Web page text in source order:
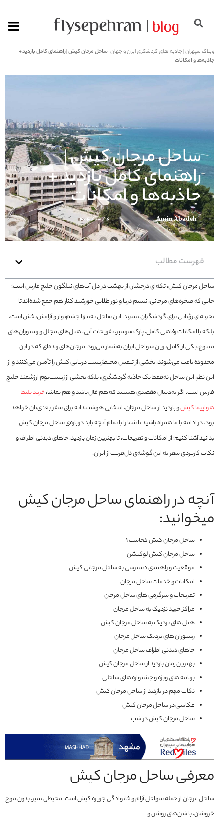
وبلاگ سپهران|جاذبه های گردشگری ایران و جهان|ساحل مرجان کیش | راهنمای کامل بازدید +
جاذبه‌ها و امکانات
ساحل مرجان کیش |
راهنمای کامل بازدید +
جاذبه‌ها و امکانات
Amin Abadeh ۱۴۰۴/۰۴/۱۶
فهرست مطالب
ساحل مرجان کیش، تکه‌ای درخشان از بهشت در دل آب‌های نیلگون خلیج فارس است؛
جایی که صخره‌های مرجانی، نسیم دریا و نور طلایی خورشید کنار هم جمع شده‌اند تا
تجربه‌ای رؤیایی برای گردشگران بسازند. این ساحل نه‌تنها چشم‌نواز و آرامش‌بخش است،
بلکه با امکانات رفاهی کامل، پارک سرسبز، تفریحات آبی، هتل‌های مجلل و رستوران‌های
متنوع، یکی از کامل‌ترین سواحل ایران به‌شمار می‌رود. مرجان‌های زنده‌ای که در این
محدوده یافت می‌شوند، بخشی از تنفس محیط‌زیست دریایی کیش را تأمین می‌کنند و از
این نظر، این ساحل نه‌فقط یک جاذبه گردشگری، بلکه بخشی از زیست‌بوم ارزشمند خلیج
فارس است. اگر به‌دنبال مقصدی هستید که هم فال باشد و هم تماشا،خرید بلیط
هواپیما کیشو بازدید از ساحل مرجان، انتخابی هوشمندانه برای سفر بعدی‌تان خواهد
بود. در ادامه با ما همراه باشید تا شما را با تمام آنچه باید درباره‌ی ساحل مرجان کیش
بدانید آشنا کنیم؛ از امکانات و تفریحات، تا بهترین زمان بازدید، جاهای دیدنی اطراف و
نکات کاربردی سفر به این گوشه‌ی دل‌فریب از ایران.
آنچه در راهنمای ساحل مرجان کیش
میخوانید:
ساحل مرجان کیش کجاست؟
ساحل مرجان کیش لوکیشن
موقعیت و راهنمای دسترسی به ساحل مرجانی کیش
امکانات و خدمات ساحل مرجان
تفریحات و سرگرمی های ساحل مرجان
مراکز خرید نزدیک به ساحل مرجان
هتل های نزدیک به ساحل مرجان کیش
رستوران های نزدیک ساحل مرجان
جاهای دیدنی اطراف ساحل مرجان
بهترین زمان بازدید از ساحل مرجان کیش
برنامه های ویژه و جشنواره های ساحلی
نکات مهم در بازدید از ساحل مرجان کیش
عکاسی در ساحل مرجان کیش
ساحل مرجان کیش در شب
معرفی ساحل مرجان کیش
ساحل مرجان از جمله سواحل آرام و خانوادگی جزیره کیش است. محیطی تمیز، بدون موج
خروشان، با شن‌های روشن و